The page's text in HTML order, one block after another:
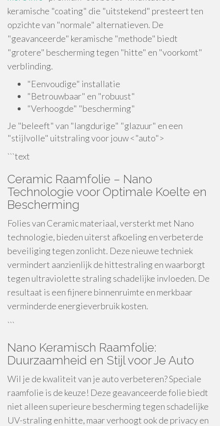
keramische "coating" die "uitstekend" presteert ten
opzichte van "normale" alternatieven. De
"geavanceerde" keramische "methode" biedt
"grotere" bescherming tegen "hitte" en "voorkomt"
verblinding.
"Eenvoudige" installatie
"Betrouwbaar" en "robuust"
"Verhoogde" "bescherming"
Je "beleeft" van "langdurige" "glazuur" en een
"stijlvolle" uitstraling voor jouw <"auto">
```text
Ceramic Raamfolie – Nano
Technologie voor Optimale Koelte en
Bescherming
Folies van Ceramic materiaal, versterkt met Nano
technologie, bieden uiterst afkoeling en verbeterde
beveiliging tegen zonlicht. Deze nieuwe techniek
vermindert aanzienlijk de hittestraling en waarborgt
tegen ultraviolette straling schadelijke invloeden. De
resultaat is een fijnere binnenruimte en merkbaar
verminderde energieverbruik kosten.
```
Nano Keramisch Raamfolie:
Duurzaamheid en Stijl voor Je Auto
Wil je de kwaliteit van je auto verbeteren? Speciale
raamfolie is de keuze! Deze geavanceerde folie biedt
niet alleen superieure bescherming tegen schadelijke
UV-straling en hitte, maar verhoogt ook de privacy en